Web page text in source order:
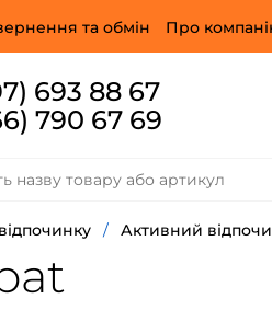
та обмін Про
693 88 67
790 67 69
/ Активний